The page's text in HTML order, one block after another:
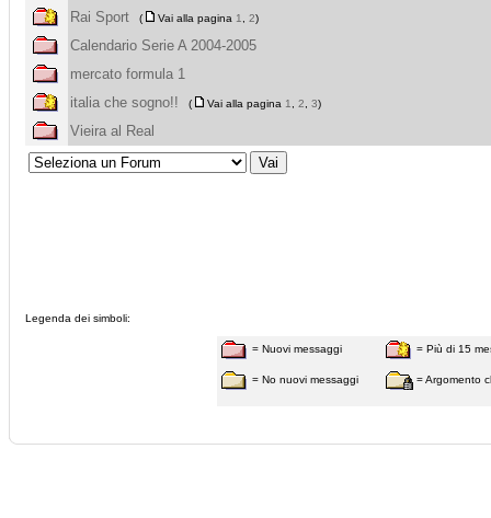
Rai Sport ( Vai alla pagina 1 2)
Calendario Serie A 2004-2005
mercato formula 1
italia che sogno!!
( Vai alla pagina 1 2 3)
Vieira al Real
Legenda dei simboli:
= Nuovi messaggi
= No nuovi messaggi
= Più di 15
= Argomento